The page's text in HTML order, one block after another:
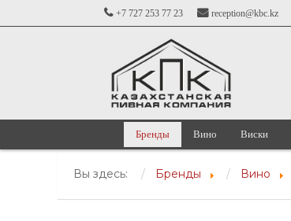
+7 727 253 77 23 reception@kbc.kz
Бренды Вино Виски
Вы здесь: Бренды Вино